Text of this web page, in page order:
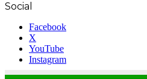
Social
Facebook
X
YouTube
Instagram